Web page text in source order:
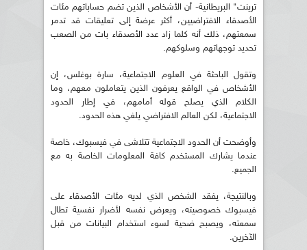
ترينت" البريطانية- أن الأشخاص الذين تضم حساباتهم مئات
الأصدقاء الافتراضيين، أكثر عرضة إلى تعليقات قد تدمر
سمعتهم، ذلك أنه كلما زاد عدد الأصدقاء بات من الصعب
تحديد توجهاتهم وسلوكهم.
وتقول الباحثة في العلوم الاجتماعية، سارة بوغلس، إن
الأشخاص في الواقع يعرفون الذين يتعاملون معهم، وما
الكلام الذي يصلح قوله أمامهم، في إطار الحدود
الاجتماعية، لكن العالم الافتراضي يلغي هذه الحدود.
وأوضحت أن الحدود الاجتماعية تتلاشى في فيسبوك، خاصة
عندما يشارك المستخدم كافة المعلومات الخاصة به مع
الجميع.
وبالنتيجة، يفقد الشخص الذي لديه مئات الأصدقاء على
فيسبوك خصوصيته، ويعرض نفسه لأضرار نفسية تطال
سمعته، ويصبح ضحية لسوء استخدام البيانات من قبل
الآخرين.